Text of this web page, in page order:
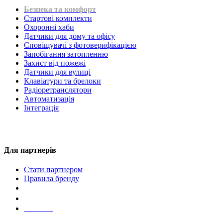
Безпека та комфорт
Стартові комплекти
Охоронні хаби
Датчики для дому та офісу
Сповіщувачі з фотоверифікацією
Запобігання затопленню
Захист від пожежі
Датчики для вулиці
Клавіатури та брелоки
Радіоретранслятори
Автоматизація
Інтеграція
Для партнерів
Стати партнером
Правила бренду